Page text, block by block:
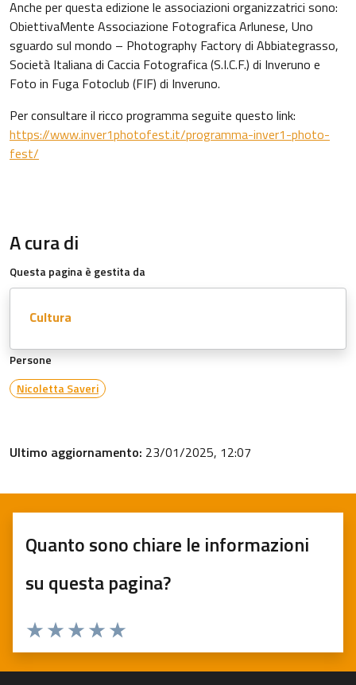
Anche per questa edizione le associazioni organizzatrici sono:
ObiettivaMente Associazione Fotografica Arlunese, Uno
sguardo sul mondo – Photography Factory di Abbiategrasso,
Società Italiana di Caccia Fotografica (S.I.C.F.) di Inveruno e
Foto in Fuga Fotoclub (FIF) di Inveruno.
Per consultare il ricco programma seguite questo link:
https://www.inver1photofest.it/programma-inver1-photo-
fest/
A cura di
Questa pagina è gestita da
Cultura
Persone
Nicoletta Saveri
Ultimo aggiornamento: 23/01/2025, 12:07
Quanto sono chiare le informazioni
su questa pagina?
Valuta 5 stelle su 5
Valuta 4 stelle su 5
Valuta 3 stelle su 5
Valuta 2 stelle su 5
Valuta 1 stelle su 5